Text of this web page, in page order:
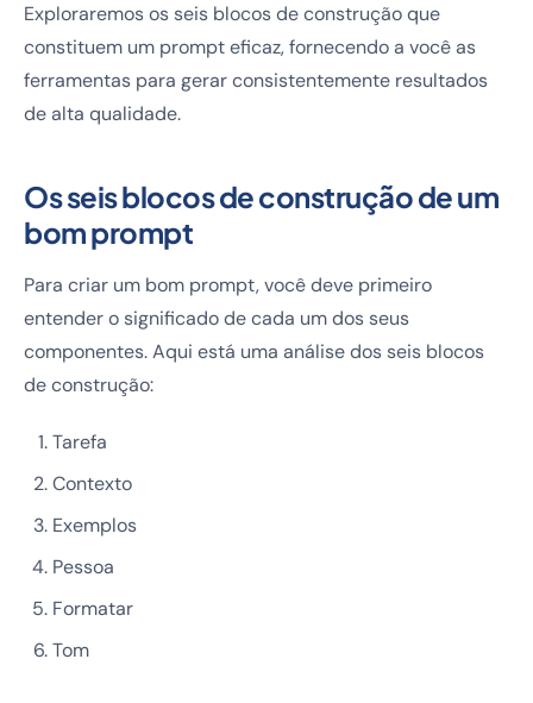
Exploraremos os seis blocos de construção que
constituem um prompt eficaz, fornecendo a você as
ferramentas para gerar consistentemente resultados
de alta qualidade.
Os seis blocos de construção de um
bom prompt
Para criar um bom prompt, você deve primeiro
entender o significado de cada um dos seus
componentes. Aqui está uma análise dos seis blocos
de construção:
Tarefa
Contexto
Exemplos
Pessoa
Formatar
Tom